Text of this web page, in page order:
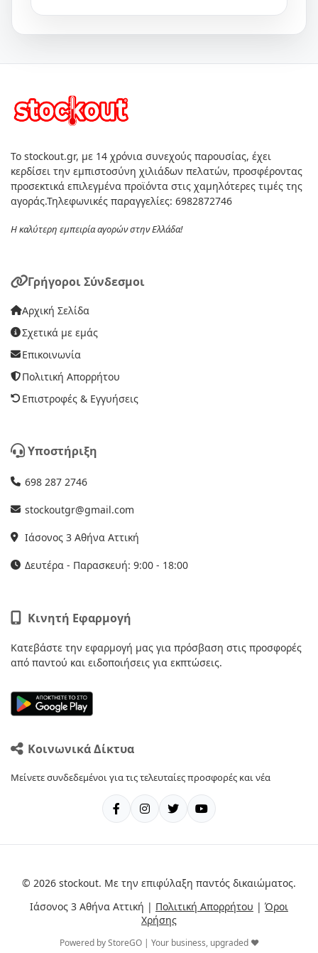
Το stockout.gr, με 14 χρόνια συνεχούς παρουσίας, έχει
κερδίσει την εμπιστοσύνη χιλιάδων πελατών, προσφέροντας
προσεκτικά επιλεγμένα προϊόντα στις χαμηλότερες τιμές της
αγοράς.Τηλεφωνικές παραγγελίες: 6982872746
Η καλύτερη εμπειρία αγορών στην Ελλάδα!
Γρήγοροι Σύνδεσμοι
Αρχική Σελίδα
Σχετικά με εμάς
Επικοινωνία
Πολιτική Απορρήτου
Επιστροφές & Εγγυήσεις
Υποστήριξη
698 287 2746
stockoutgr@gmail.com
Ιάσονος 3 Αθήνα Αττική
Δευτέρα - Παρασκευή: 9:00 - 18:00
Κινητή Εφαρμογή
Κατεβάστε την εφαρμογή μας για πρόσβαση στις προσφορές
από παντού και ειδοποιήσεις για εκπτώσεις.
Κοινωνικά Δίκτυα
Μείνετε συνδεδεμένοι για τις τελευταίες προσφορές και νέα
© 2026 stockout. Με την επιφύλαξη παντός δικαιώματος.
Ιάσονος 3 Αθήνα Αττική | Πολιτική Απορρήτου | Όροι
Χρήσης
Powered by StoreGO | Your business, upgraded ❤️